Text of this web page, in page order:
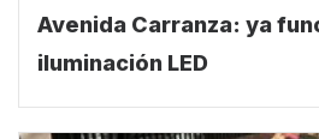
Avenida Carranza: ya
iluminación LED